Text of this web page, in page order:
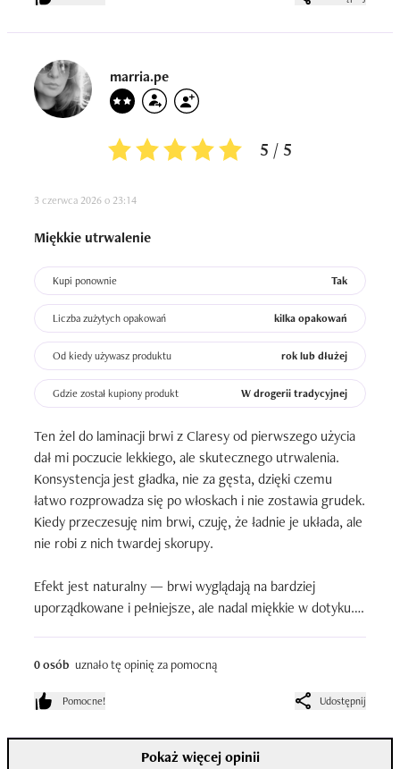
marria.pe
5 / 5
3 czerwca 2026 o 23:14
Miękkie utrwalenie
Kupi ponownie Tak
Liczba zużytych opakowań kilka opakowań
Od kiedy używasz produktu rok lub dłużej
Gdzie został kupiony produkt W drogerii tradycyjnej
Ten żel do laminacji brwi z Claresy od pierwszego użycia
dał mi poczucie lekkiego, ale skutecznego utrwalenia.
Konsystencja jest gładka, nie za gęsta, dzięki czemu
łatwo rozprowadza się po włoskach i nie zostawia grudek.
Kiedy przeczesuję nim brwi, czuję, że ładnie je układa, ale
nie robi z nich twardej skorupy.
Efekt jest naturalny — brwi wyglądają na bardziej
uporządkowane i pełniejsze, ale nadal miękkie w dotyku.
ciągu dnia brwi trzymają kształt, ale nie mam wrażenia,
że coś na nich siedzi.
Po kilku godzinach nadal wyglądają dobrze, tylko trochę
bardziej miękko, co akurat lubię, bo nie przepadam za
0 osób uznało tę opinię za pomocną
Pomocne! Udostępnij
Pokaż więcej opinii